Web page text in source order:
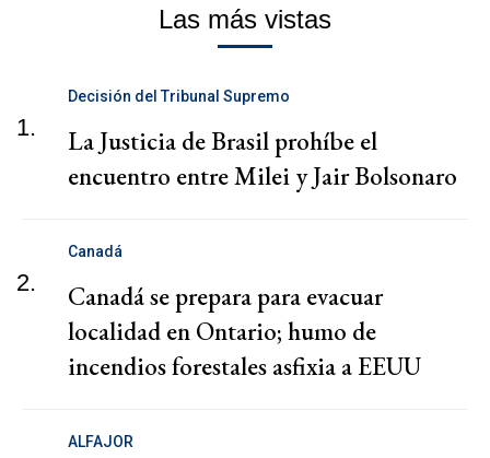
Las más vistas
1.
Decisión del Tribunal Supremo
La Justicia de Brasil prohíbe el
encuentro entre Milei y Jair Bolsonaro
2.
Canadá
Canadá se prepara para evacuar
localidad en Ontario; humo de
incendios forestales asfixia a EEUU
ALFAJOR